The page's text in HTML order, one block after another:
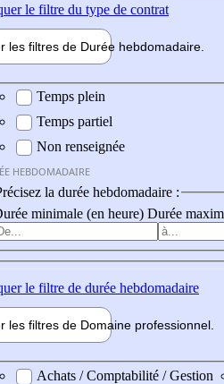
le filtre du type de contrat
les filtres de Durée hebdomadaire
hebdomadaire
Temps plein
Temps partiel
Non renseignée
HEBDOMADAIRE
la durée hebdomadaire :
minimale (en heure) Durée
le filtre de durée hebdomadaire
les filtres de Domaine professionnel
professionel
Achats / Comptabilité / Gestion